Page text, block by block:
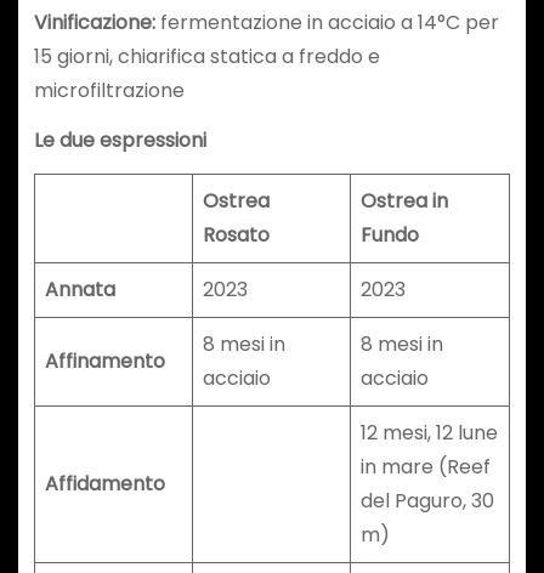
Vinificazione: fermentazione in acciaio a 14°C per
15 giorni, chiarifica statica a freddo e
microfiltrazione
Le due espressioni
Ostrea
Rosato
Ostrea in
Fundo
Annata
2023 2023
Affinamento
8 mesi in
acciaio
8 mesi in
acciaio
Affidamento
12 mesi, 12 lune
in mare (Reef
del Paguro, 30
m)